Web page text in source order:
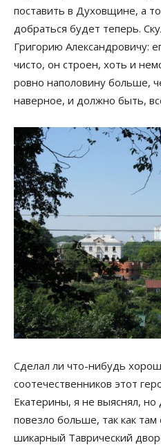
поставить в Духовщине, а
добраться будет теперь.
Григорию Александровичу:
чисто, он строен, хоть и
ровно наполовину больше,
наверное, и должно быть,
Сделал ли что-нибудь
соотечественников этот
Екатерины, я не выяснял,
повезло больше, так как там
шикарный Таврический